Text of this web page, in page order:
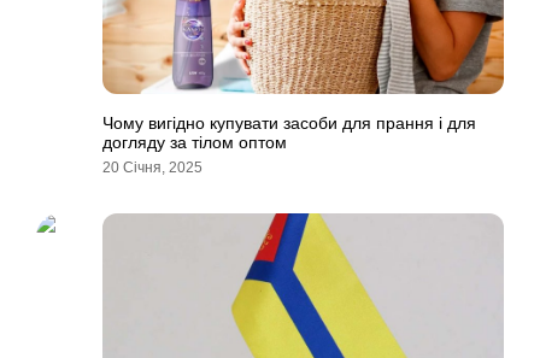
Чому вигідно купувати засоби для прання і для
догляду за тілом оптом
20 Січня, 2025